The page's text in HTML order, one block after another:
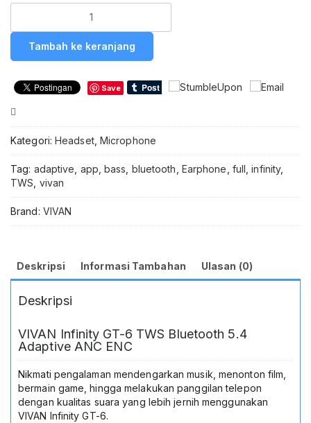
Infinity
6
TWS
Bluetooth
5.4
Adaptive
ENC
4
Headset
Display
Bass
Latency
38ms
Gaming
Musik
Stereo
Touch
Control
Tambah ke keranjang
Save
Kategori: Headset, Microphone
Tag: adaptive app ,bass bluetooth Earphone full ,infinity,
TWS vivan
Brand: VIVAN
Deskripsi Informasi Tambahan Ulasan (0)
Deskripsi
VIVAN Infinity GT-6 TWS Bluetooth 5.4
Adaptive ANC ENC
Nikmati pengalaman mendengarkan musik, menonton film,
bermain game, hingga melakukan panggilan telepon
dengan kualitas suara yang lebih jernih menggunakan
VIVAN Infinity GT-6.